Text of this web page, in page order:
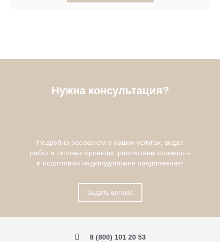
Нужна консультация?
Подробно расскажем о наших услугах, видах
работ и типовых проектах, рассчитаем стоимость
и подготовим индивидуальное предложение!
Задать вопрос
8 (800) 101 20 53